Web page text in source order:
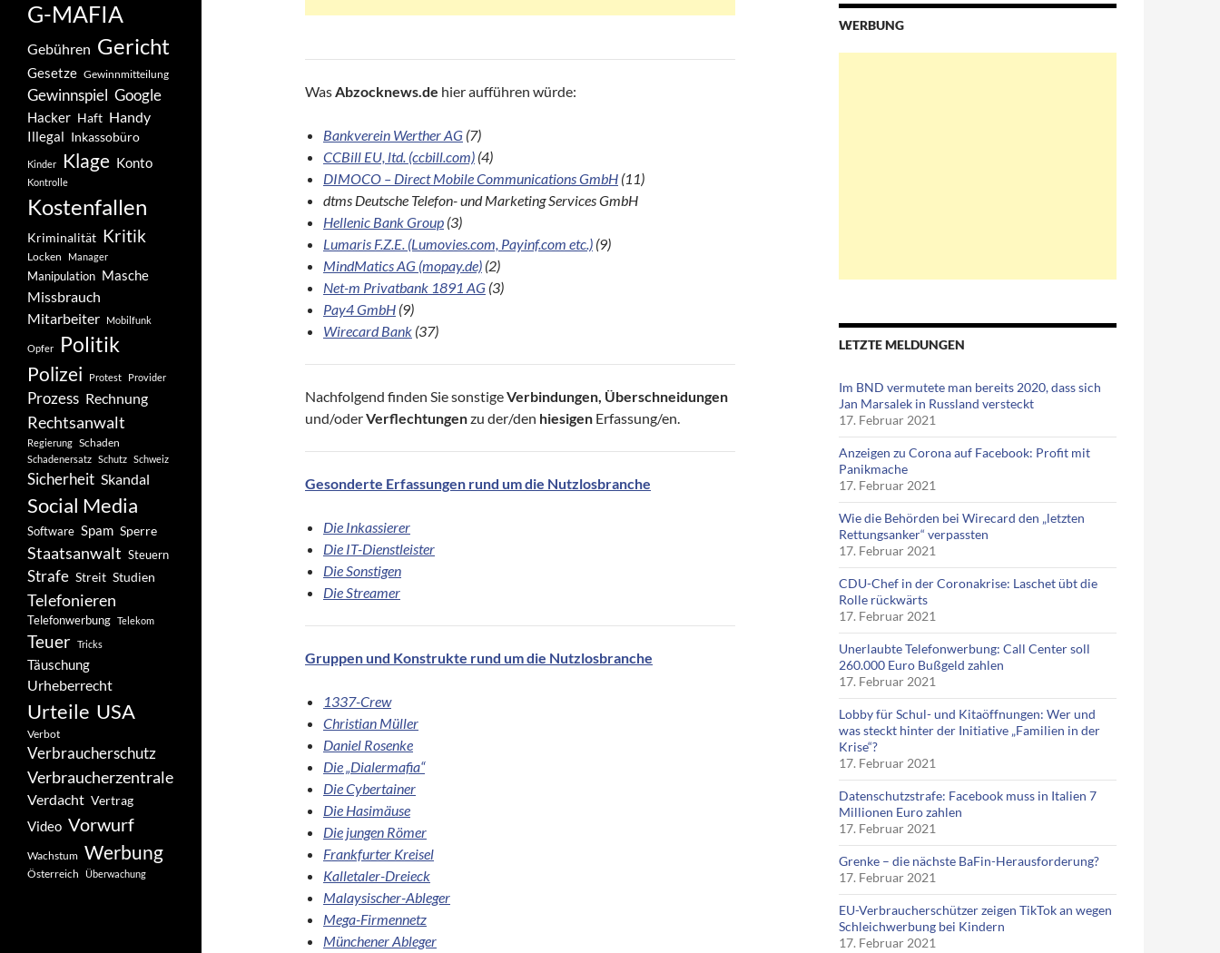
WasAbzocknews.de hier aufführen würde:
Bankverein Werther AG (7)
CCBill EU, ltd. (ccbill.com) (4)
DIMOCO – Direct Mobile Communications GmbH (11)
dtms Deutsche Telefon- und Marketing Services GmbH
Hellenic Bank Group (3)
Lumaris F.Z.E. (Lumovies.com, Payinf.com etc.) (9)
MindMatics AG (mopay.de) (2)
Net-m Privatbank 1891 AG (3)
Pay4 GmbH (9)
Wirecard Bank (37)
Nachfolgend finden Sie sonstigeVerbindungen, Überschneidungen
und/oderVerflechtungenzu der/den hiesigen Erfassung/en.
Gesonderte Erfassungen rund um die Nutzlosbranche
Die Inkassierer
Die IT-Dienstleister
Die Sonstigen
Die Streamer
Gruppen und Konstrukte rund um die Nutzlosbranche
1337-Crew
Christian Müller
Daniel Rosenke
Die „Dialermafia“
Die Cybertainer
Die Hasimäuse
Die jungen Römer
Frankfurter Kreisel
Kalletaler-Dreieck
Malaysischer-Ableger
Mega-Firmennetz
Münchener Ableger
WERBUNG
LETZTE MELDUNGEN
Im BND vermutete man bereits 2020, dass sich
Jan Marsalek in Russland versteckt
17. Februar 2021
Anzeigen zu Corona auf Facebook: Profit mit
Panikmache
17. Februar 2021
Wie die Behörden bei Wirecard den „letzten
Rettungsanker“ verpassten
17. Februar 2021
CDU-Chef in der Coronakrise: Laschet übt die
Rolle rückwärts
17. Februar 2021
Unerlaubte Telefonwerbung: Call Center soll
260.000 Euro Bußgeld zahlen
17. Februar 2021
Lobby für Schul- und Kitaöffnungen: Wer und
was steckt hinter der Initiative „Familien in der
Krise“?
17. Februar 2021
Datenschutzstrafe: Facebook muss in Italien 7
Millionen Euro zahlen
17. Februar 2021
Grenke – die nächste BaFin-Herausforderung?
17. Februar 2021
EU-Verbraucherschützer zeigen TikTok an wegen
Schleichwerbung bei Kindern
17. Februar 2021
G-MAFIA
Gebühren Gericht
Gesetze Gewinnmitteilung
Gewinnspiel Google
Hacker Haft Handy
Illegal Inkassobüro
Kinder Klage Konto
Kontrolle
Kostenfallen
Kriminalität Kritik
Locken Manager
Manipulation Masche
Missbrauch
Mitarbeiter
Mobilfunk
Opfer Politik
Polizei Protest Provider
Prozess Rechnung
Rechtsanwalt
Regierung Schaden
Schadenersatz Schutz Schweiz
Sicherheit Skandal
Social Media
Software Spam Sperre
Staatsanwalt Steuern
Strafe Streit Studien
Telefonieren
Telefonwerbung Telekom
Teuer Tricks
Täuschung
Urheberrecht
Urteile USA
Verbot
Verbraucherschutz
Verbraucherzentrale
Verdacht Vertrag
Video Vorwurf
Wachstum Werbung
Österreich Überwachung